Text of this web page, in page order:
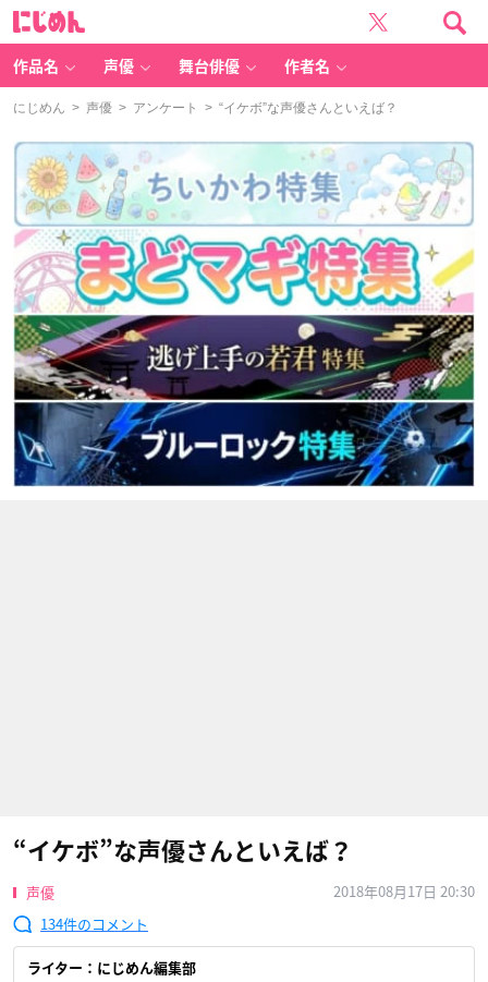
作品名 声優 舞台俳優 作者名
にじめん > 声優 > アンケート > “イケボ”な声優さんといえば？
“イケボ”な声優さんといえば？
声優
2018年08月17日 20:30
134
ライター：にじめん編集部